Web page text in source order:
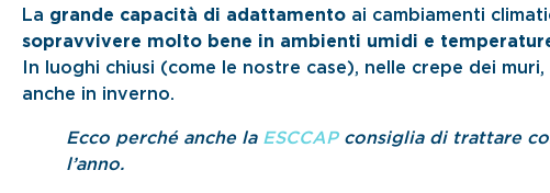
La grande capacità di adattamento ai cambiamenti
sopravvivere molto bene in ambienti umidi e
In luoghi chiusi (come le nostre case), nelle crepe dei
anche in inverno.
Ecco perché anche la ESCCAPconsiglia di trattare
l’anno.